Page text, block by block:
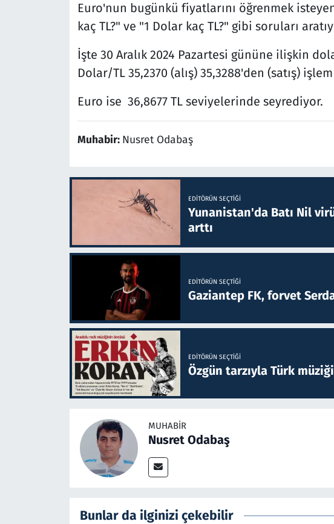
Euro'nun bugünkü fiyatlarını öğrenmek
kaç TL?" ve "1 Dolar kaç TL?" gibi soruları
İşte 30 Aralık 2024 Pazartesi gününe ilişkin
Dolar/TL 35,2370 (alış) 35,3288'den (satış)
Euro ise 36,8677 TL seviyelerinde seyrediyor.
Muhabir: Nusret Odabaş
EDITÖRÜN SEÇTIĞI
Yunanistan'da Batı Nil
arttı
EDITÖRÜN SEÇTIĞI
Gaziantep FK, forvet
EDITÖRÜN SEÇTIĞI
Özgün tarzıyla Türk
MUHABIR
Nusret Odabaş
Bunlar da ilginizi çekebilir